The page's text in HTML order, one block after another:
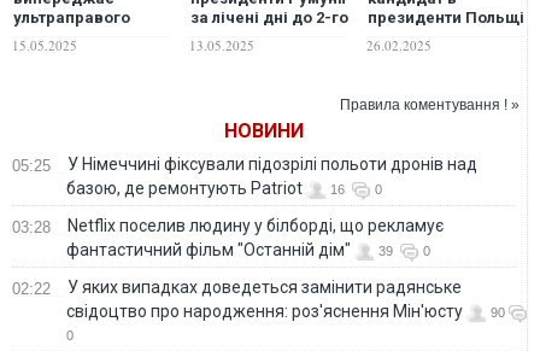
ультраправого
президентських
15.05.2025
за лічені дні до 2-го
рейтинг в
13.05.2025
президенти Польщі
рейтингу довіри до
26.02.2025
Правила коментування ! »
НОВИНИ
05:25
У Німеччині фіксували підозрілі польоти дронів над
базою, де ремонтують Patriot
16 0
03:28
Netflix поселив людину у білборді, що рекламує
фантастичний фільм "Останній дім"
39 0
02:22
У яких випадках доведеться замінити радянське
свідоцтво про народження: роз'яснення Мін'юсту
90
0